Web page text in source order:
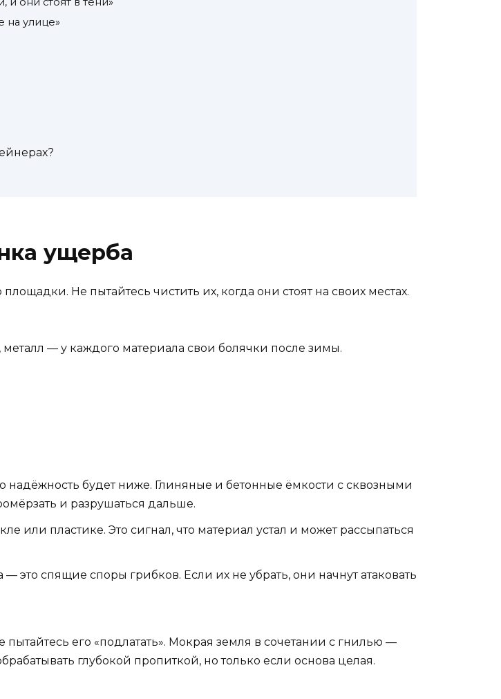
на улице»
ущерба
Не пытайтесь чистить их, когда они стоят на своих местах.
— у каждого материала свои болячки после зимы.
надёжность будет ниже. Глиняные и бетонные ёмкости с сквозными
и разрушаться дальше.
или пластике. Это сигнал, что материал устал и может рассыпаться
это спящие споры грибков. Если их не убрать, они начнут атаковать
его «подлатать». Мокрая земля в сочетании с гнилью —
глубокой пропиткой, но только если основа целая.